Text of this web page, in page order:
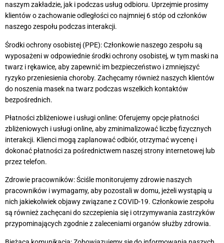
naszym zakładzie, jak i podczas usług odbioru. Uprzejmie prosimy
klientów o zachowanie odległości co najmniej 6 stóp od członków
naszego zespołu podczas interakcji.
Środki ochrony osobistej (PPE): Członkowie naszego zespołu są
wyposażeni w odpowiednie środki ochrony osobistej, w tym maski na
twarz i rękawice, aby zapewnić im bezpieczeństwo i zmniejszyć
ryzyko przeniesienia choroby. Zachęcamy również naszych klientów
do noszenia masek na twarz podczas wszelkich kontaktów
bezpośrednich.
Płatności zbliżeniowe i usługi online: Oferujemy opcje płatności
zbliżeniowych i usługi online, aby zminimalizować liczbę fizycznych
interakcji. Klienci mogą zaplanować odbiór, otrzymać wycenę i
dokonać płatności za pośrednictwem naszej strony internetowej lub
przez telefon.
Zdrowie pracowników: Ściśle monitorujemy zdrowie naszych
pracowników i wymagamy, aby pozostali w domu, jeżeli wystąpią u
nich jakiekolwiek objawy związane z COVID-19. Członkowie zespołu
są również zachęcani do szczepienia się i otrzymywania zastrzyków
przypominających zgodnie z zaleceniami organów służby zdrowia.